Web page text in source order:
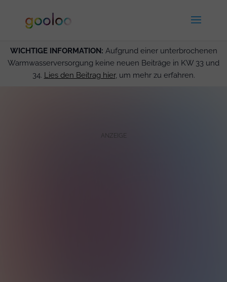
WICHTIGE INFORMATION: Aufgrund einer unterbrochenen
Warmwasserversorgung keine neuen Beiträge in KW 33 und
34. Lies den Beitrag hier, um mehr zu erfahren.